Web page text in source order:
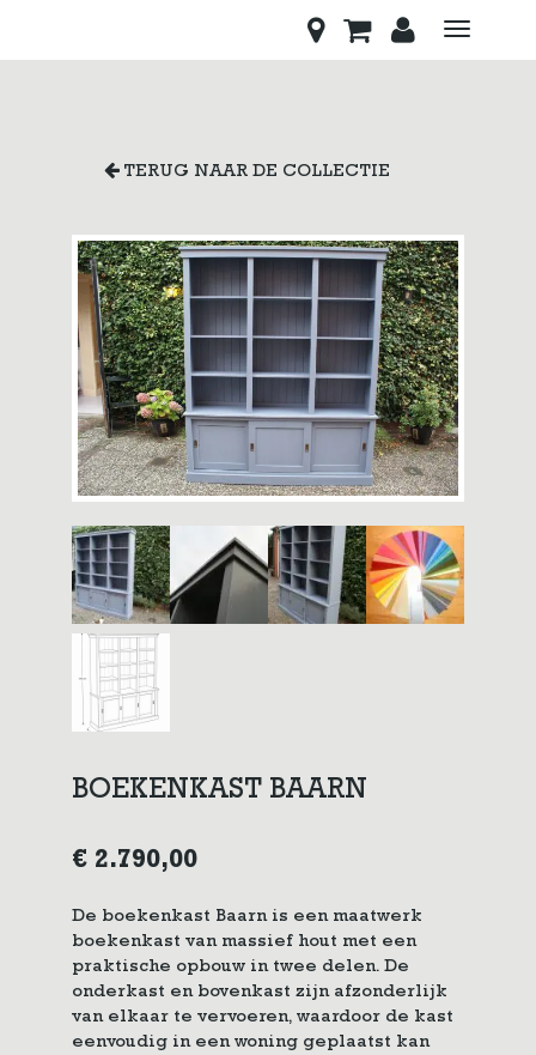
Toggle
TERUG NAAR DE COLLECTIE
BOEKENKAST BAARN
€ 2.790,00
De boekenkast Baarn is een maatwerk
boekenkast van massief hout met een
praktische opbouw in twee delen. De
onderkast en bovenkast zijn afzonderlijk
van elkaar te vervoeren, waardoor de kast
eenvoudig in een woning geplaatst kan